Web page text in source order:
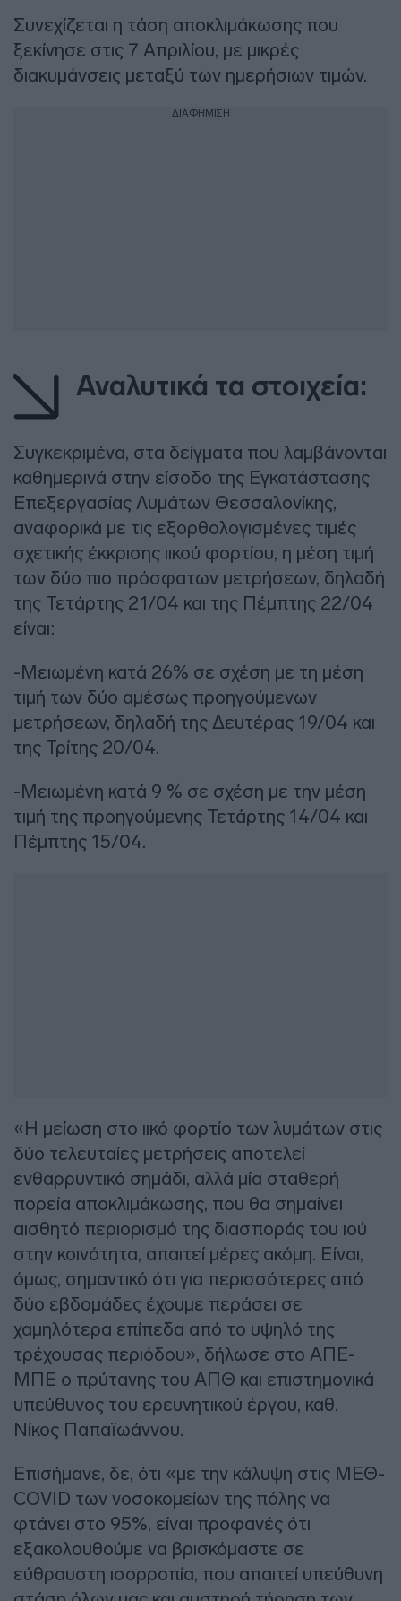
Συνεχίζεται η τάση αποκλιμάκωσης που
ξεκίνησε στις 7 Απριλίου, με μικρές
διακυμάνσεις μεταξύ των ημερήσιων τιμών.
ΔΙΑΦΗΜΙΣΗ
Αναλυτικά τα στοιχεία:
Συγκεκριμένα, στα δείγματα που λαμβάνονται
καθημερινά στην είσοδο της Εγκατάστασης
Επεξεργασίας Λυμάτων Θεσσαλονίκης,
αναφορικά με τις εξορθολογισμένες τιμές
σχετικής έκκρισης ιικού φορτίου, η μέση τιμή
των δύο πιο πρόσφατων μετρήσεων, δηλαδή
της Τετάρτης 21/04 και της Πέμπτης 22/04
είναι:
-Μειωμένη κατά 26% σε σχέση με τη μέση
τιμή των δύο αμέσως προηγούμενων
μετρήσεων, δηλαδή της Δευτέρας 19/04 και
της Τρίτης 20/04.
-Μειωμένη κατά 9 % σε σχέση με την μέση
τιμή της προηγούμενης Τετάρτης 14/04 και
Πέμπτης 15/04.
«Η μείωση στο ιικό φορτίο των λυμάτων στις
δύο τελευταίες μετρήσεις αποτελεί
ενθαρρυντικό σημάδι, αλλά μία σταθερή
πορεία αποκλιμάκωσης, που θα σημαίνει
αισθητό περιορισμό της διασποράς του ιού
στην κοινότητα, απαιτεί μέρες ακόμη. Είναι,
όμως, σημαντικό ότι για περισσότερες από
δύο εβδομάδες έχουμε περάσει σε
χαμηλότερα επίπεδα από το υψηλό της
τρέχουσας περιόδου», δήλωσε στο ΑΠΕ-
ΜΠΕ ο πρύτανης του ΑΠΘ και επιστημονικά
υπεύθυνος του ερευνητικού έργου, καθ.
Νίκος Παπαϊωάννου.
Επισήμανε, δε, ότι «με την κάλυψη στις ΜΕΘ-
COVID των νοσοκομείων της πόλης να
φτάνει στο 95%, είναι προφανές ότι
εξακολουθούμε να βρισκόμαστε σε
εύθραυστη ισορροπία, που απαιτεί υπεύθυνη